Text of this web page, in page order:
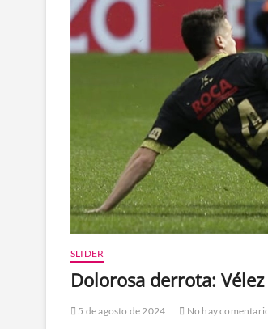
SLIDER
Dolorosa derrota:
5 de agosto de 2024 No hay